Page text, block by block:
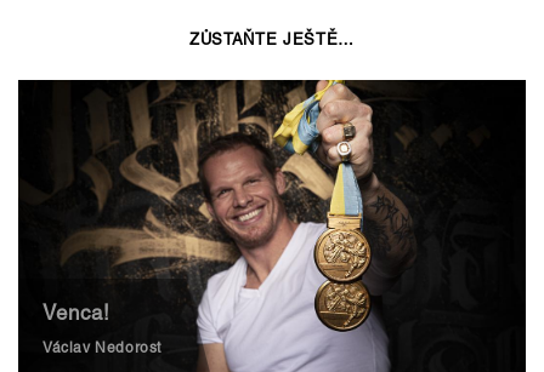
ZŮSTAŇTE JEŠTĚ…
Venca!
Václav Nedorost